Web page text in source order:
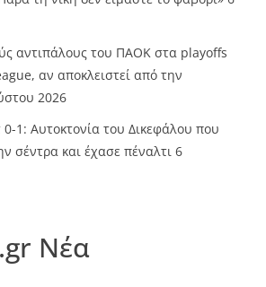
αντιπάλους του ΠΑΟΚ στα playoffs
αν αποκλειστεί από την
2026
1: Αυτοκτονία του Δικεφάλου που
σέντρα και έχασε πέναλτι 6
Νέα